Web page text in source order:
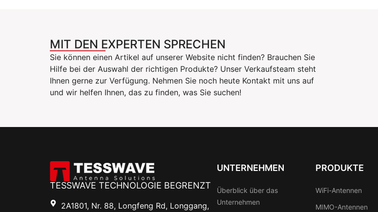
MIT DEN EXPERTEN SPRECHEN
Sie können einen Artikel auf unserer Website nicht finden? Brauchen Sie
Hilfe bei der Auswahl der richtigen Produkte? Unser Verkaufsteam steht
Ihnen gerne zur Verfügung. Nehmen Sie noch heute Kontakt mit uns auf
und wir helfen Ihnen, das zu finden, was Sie suchen!
TESSWAVE TECHNOLOGIE BEGRENZT
2A1801, Nr. 88, Longfeng Rd, Longgang,
UNTERNEHMEN
Überblick über das
Unternehmen
PRODUKTE
WiFi-Antennen
MIMO-Antennen